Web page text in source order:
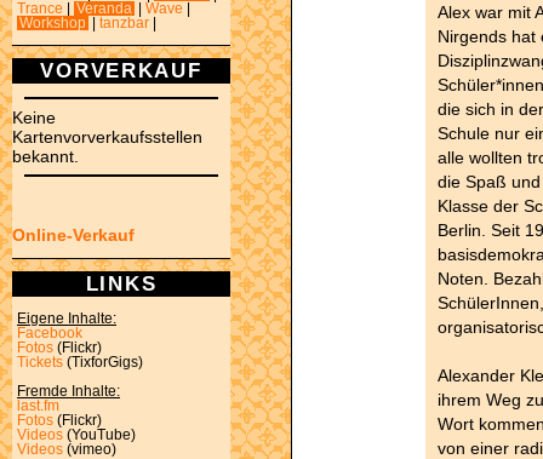
Trance
Veranda Wave
Workshop
tanzbar
VORVERKAUF
Keine
Kartenvorverkaufsstellen
bekannt.
Online-Verkauf
LINKS
Eigene Inhalte:
Facebook
Fotos (Flickr)
Tickets (TixforGigs)
Fremde Inhalte:
last.fm
Fotos (Flickr)
Videos (YouTube)
Videos (vimeo)
Alex war mit
Nirgends hat
die sich in
Schule nur
alle wollten
die Spaß
Klasse der
Berlin. Seit
Noten.
Alexander
ihrem Weg
Wort
von einer